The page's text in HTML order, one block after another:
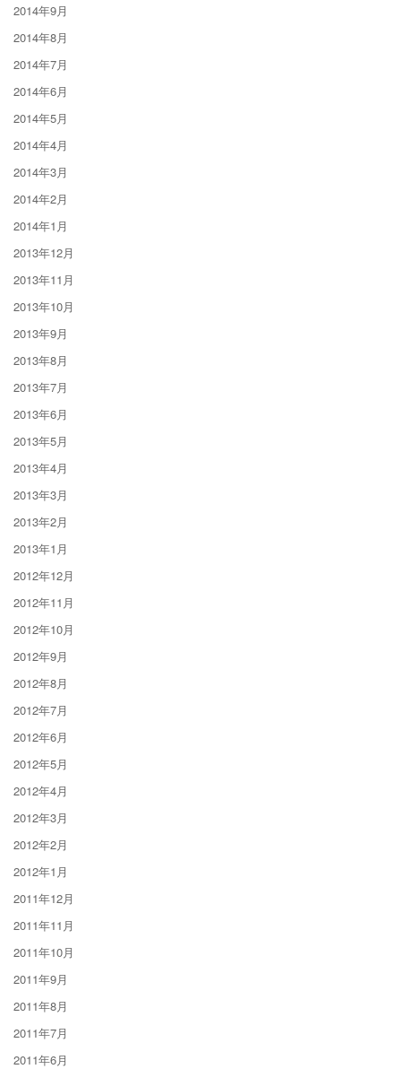
2014年9月
2014年8月
2014年7月
2014年6月
2014年5月
2014年4月
2014年3月
2014年2月
2014年1月
2013年12月
2013年11月
2013年10月
2013年9月
2013年8月
2013年7月
2013年6月
2013年5月
2013年4月
2013年3月
2013年2月
2013年1月
2012年12月
2012年11月
2012年10月
2012年9月
2012年8月
2012年7月
2012年6月
2012年5月
2012年4月
2012年3月
2012年2月
2012年1月
2011年12月
2011年11月
2011年10月
2011年9月
2011年8月
2011年7月
2011年6月